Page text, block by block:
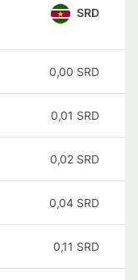
SRD
0,00 SRD
0,01 SRD
0,02 SRD
0,04 SRD
0,11 SRD